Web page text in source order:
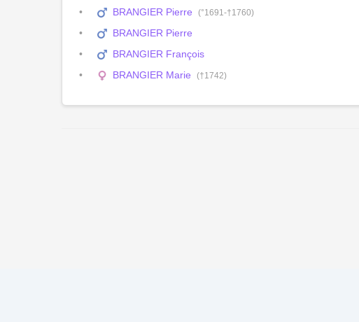
BRANGIER Pierre (°1691-†1760)
BRANGIER Pierre
BRANGIER François
BRANGIER Marie
(†1742)